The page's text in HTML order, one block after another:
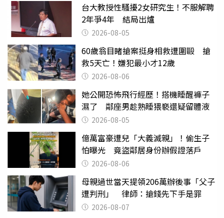
台大教授性騷擾2女研究生！不服解聘
2年爭4年 結局出爐
2026-08-05
60歲翁目睹搶案挺身相救遭圍毆 搶
救5天亡！嫌犯最小才12歲
2026-08-06
她公開恐怖飛行經歷！搭機睡醒褲子
濕了 鄰座男趁熟睡猥褻還疑留體液
2026-08-05
億萬富豪遭兒「大義滅親」！偷生子
怕曝光 竟盜鄰居身份辦假證落戶
2026-08-06
母親過世當天提領206萬辦後事「父子
遭判刑」 律師：搶錢先下手是罪
2026-08-07